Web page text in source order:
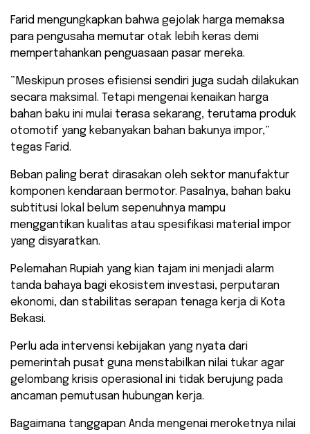
Farid mengungkapkan bahwa gejolak harga memaksa
para pengusaha memutar otak lebih keras demi
mempertahankan penguasaan pasar mereka.
​”Meskipun proses efisiensi sendiri juga sudah dilakukan
secara maksimal. Tetapi mengenai kenaikan harga
bahan baku ini mulai terasa sekarang, terutama produk
otomotif yang kebanyakan bahan bakunya impor,”
tegas Farid.
​Beban paling berat dirasakan oleh sektor manufaktur
komponen kendaraan bermotor. Pasalnya, bahan baku
subtitusi lokal belum sepenuhnya mampu
menggantikan kualitas atau spesifikasi material impor
yang disyaratkan.
​Pelemahan Rupiah yang kian tajam ini menjadi alarm
tanda bahaya bagi ekosistem investasi, perputaran
ekonomi, dan stabilitas serapan tenaga kerja di Kota
Bekasi.
Perlu ada intervensi kebijakan yang nyata dari
pemerintah pusat guna menstabilkan nilai tukar agar
gelombang krisis operasional ini tidak berujung pada
ancaman pemutusan hubungan kerja.
​Bagaimana tanggapan Anda mengenai meroketnya nilai